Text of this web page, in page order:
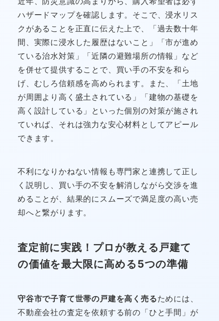
ハザードマップを確認します。そこで、浸水リス
クがあることを正直に伝えた上で、「過去数十年
間、実際に浸水した履歴はないこと」「市が進め
ている治水対策」「近隣の避難場所の情報」など
を併せて提供することで、買い手の不安を和ら
げ、むしろ信頼感を高められます。また、「土地
が周囲より高く盛土されている」「建物の基礎を
高く設計している」といった個別の対策が施され
ていれば、それは強力な安心材料としてアピール
できます。
不利になりかねない情報も専門家と連携して正し
く説明し、買い手の不安を解消しながら交渉を進
めることが、結果的にスムーズで満足度の高い売
却へと繋がります。
査定前に実践！プロが教える戸建て
の価値を最大限に高める5つの準備
守谷市で子育て世帯の戸建を高く売るためには、
不動産会社の査定を依頼する前の「ひと手間」が